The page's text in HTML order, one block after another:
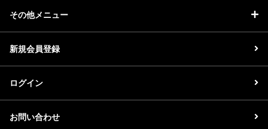
その他メニュー
新規会員登録
ログイン
お問い合わせ